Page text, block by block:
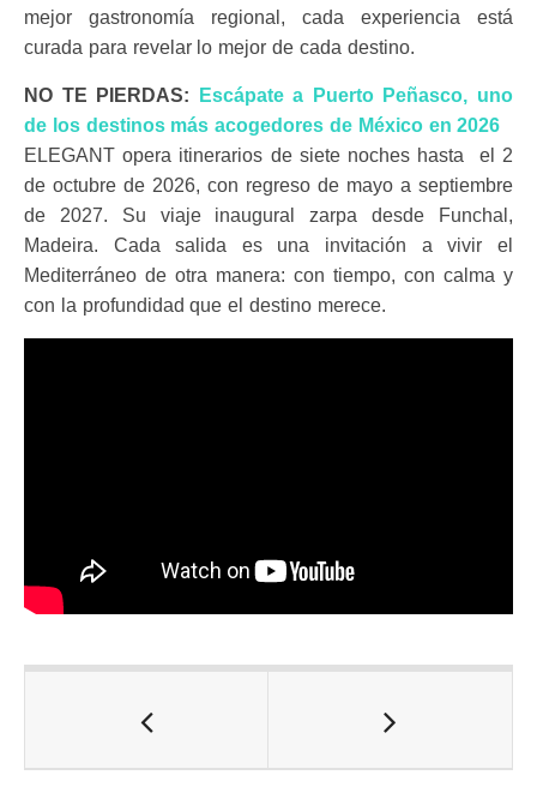
mejor gastronomía regional, cada experiencia está
curada para revelar lo mejor de cada destino.
NO TE PIERDAS:
Escápate a Puerto Peñasco, uno
de los destinos más acogedores de México en 2026
ELEGANT opera itinerarios de siete noches hasta el 2
de octubre de 2026, con regreso de mayo a septiembre
de 2027. Su viaje inaugural zarpa desde Funchal,
Madeira. Cada salida es una invitación a vivir el
Mediterráneo de otra manera: con tiempo, con calma y
con la profundidad que el destino merece.